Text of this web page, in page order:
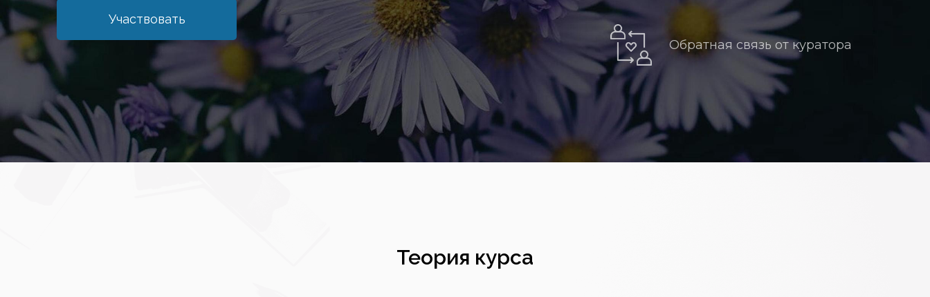
Участвовать
Обратная связь от куратора
Теория курса